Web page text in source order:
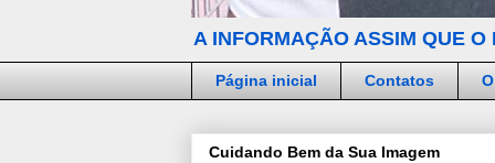
A INFORMAÇÃO ASSIM QUE
Página inicial Contatos
Cuidando Bem da Sua Imagem